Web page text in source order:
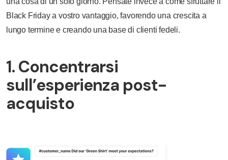
Black Friday a vostro vantaggio, favorendo una crescita a
lungo termine e creando una base di clienti fedeli.
1. Concentrarsi
sull’esperienza post-
acquisto